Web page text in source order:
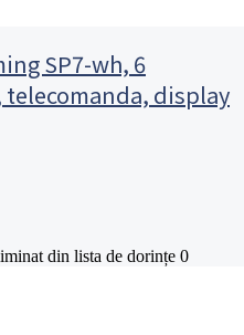
SP7-wh, 6
telecomanda, display
din lista de dorințe 0